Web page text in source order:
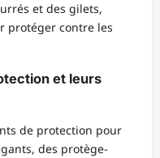
et des gilets,
protéger contre les
et leurs
de protection pour
des protège-